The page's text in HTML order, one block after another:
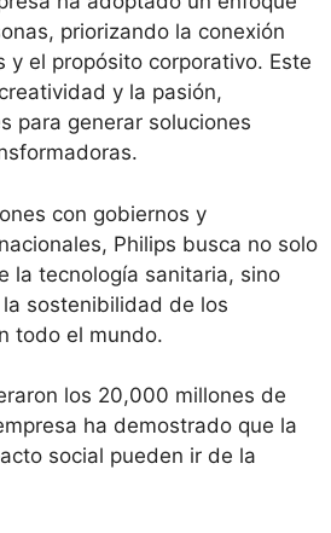
priorizando la conexión
y el propósito corporativo. Este
y la pasión,
para generar soluciones
con gobiernos y
Philips busca no solo
la tecnología sanitaria, sino
sostenibilidad de los
todo el mundo.
los 20,000 millones de
ha demostrado que la
social pueden ir de la